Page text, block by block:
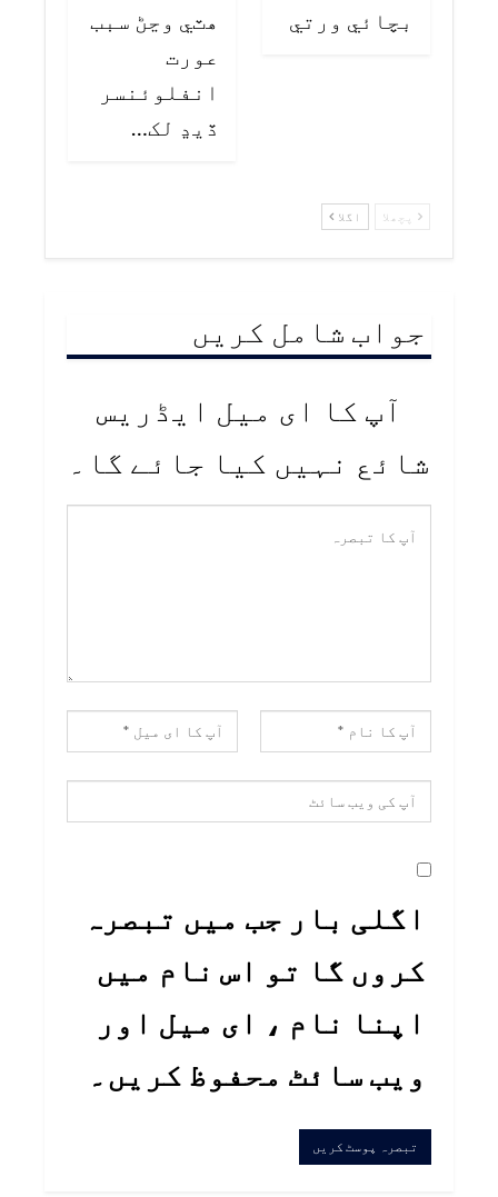
بچائي ورتي
هٽي وڃڻ سبب
عورت
انفلوئنسر
ڏيڍ لک…
پچھلا اگلا
جواب شامل کریں
آپ کا ای میل ایڈریس
شائع نہیں کیا جائے گا۔
اگلی بار جب میں تبصرہ
کروں گا تو اس نام میں
اپنا نام ، ای میل اور
ویب سائٹ محفوظ کریں۔